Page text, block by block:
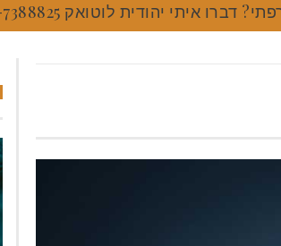
איתי יהודית לוטואק 054-7388825.